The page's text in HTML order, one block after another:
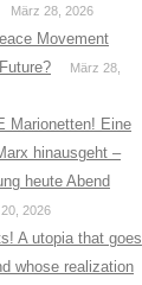
März 28, 2026
Movement
März 28,
Marionetten! Eine
hinausgeht –
heute Abend
2026
A utopia that goes
whose realization